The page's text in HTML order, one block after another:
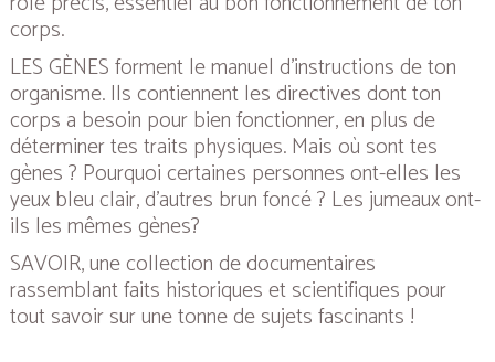
corps.
LES GÈNES forment le manuel d’instructions de ton
organisme. Ils contiennent les directives dont ton
corps a besoin pour bien fonctionner, en plus de
déterminer tes traits physiques. Mais où sont tes
gènes ? Pourquoi certaines personnes ont-elles les
yeux bleu clair, d’autres brun foncé ? Les jumeaux ont-
ils les mêmes gènes?
SAVOIR, une collection de documentaires
rassemblant faits historiques et scientifiques pour
tout savoir sur une tonne de sujets fascinants !